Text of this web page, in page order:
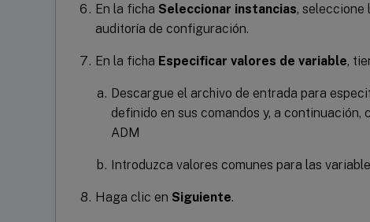
En la ficha Seleccionar instancias, seleccione
auditoría de configuración.
En la ficha Especificar valores de variable,
Descargue el archivo de entrada para
definido en sus comandos y, a
ADM
Introduzca valores comunes para las
Haga clic en Siguiente.